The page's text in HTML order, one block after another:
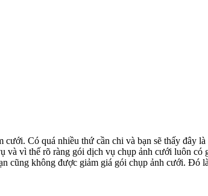
Có quá nhiều thứ cần chi và bạn sẽ thấy đây
vì thế rõ ràng gói dịch vụ chụp ảnh cưới luôn
cũng không được giảm giá gói chụp ảnh cưới. Đó